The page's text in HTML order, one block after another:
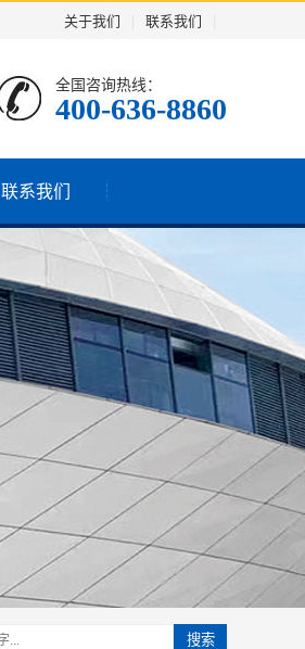
关于我们 联系我们
全国咨询热线：
400-636-8860
联系我们
搜索